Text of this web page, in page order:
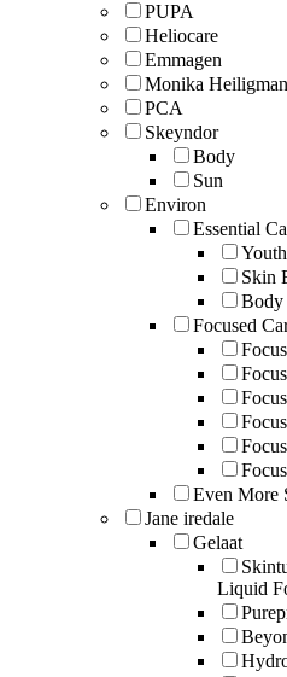
PUPA
Heliocare
Emmagen
Monika
PCA
Skeyndor
Body
Sun
Environ
Essential
Skin
Body
Focused
Even More
Jane iredale
Gelaat
Liquid